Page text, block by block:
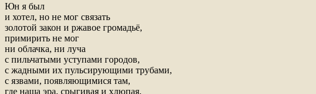
Юн я был
и хотел, но не мог связать
золотой закон и ржавое громадьё,
примирить не мог
ни облачка, ни луча
с пильчатыми уступами городов,
с жадными их пульсирующими трубами,
с язвами, появляющимися там,
где наша эра, срыгивая и хлюпая,